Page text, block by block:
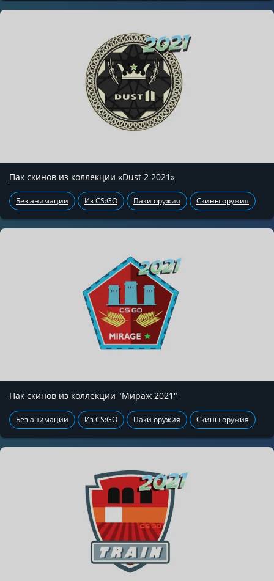
Пак скинов из коллекции «Dust 2 2021»
Без анимации Из CS:GO Паки оружия Скины оружия
Пак скинов из коллекции "Мираж 2021"
Без анимации Из CS:GO Паки оружия Скины оружия